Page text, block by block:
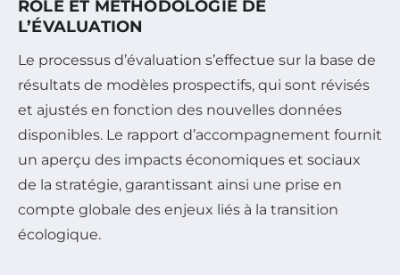
RÔLE ET MÉTHODOLOGIE DE
L’ÉVALUATION
Le processus d’évaluation s’effectue sur la base de
résultats de modèles prospectifs, qui sont révisés
et ajustés en fonction des nouvelles données
disponibles. Le rapport d’accompagnement fournit
un aperçu des impacts économiques et sociaux
de la stratégie, garantissant ainsi une prise en
compte globale des enjeux liés à la transition
écologique.